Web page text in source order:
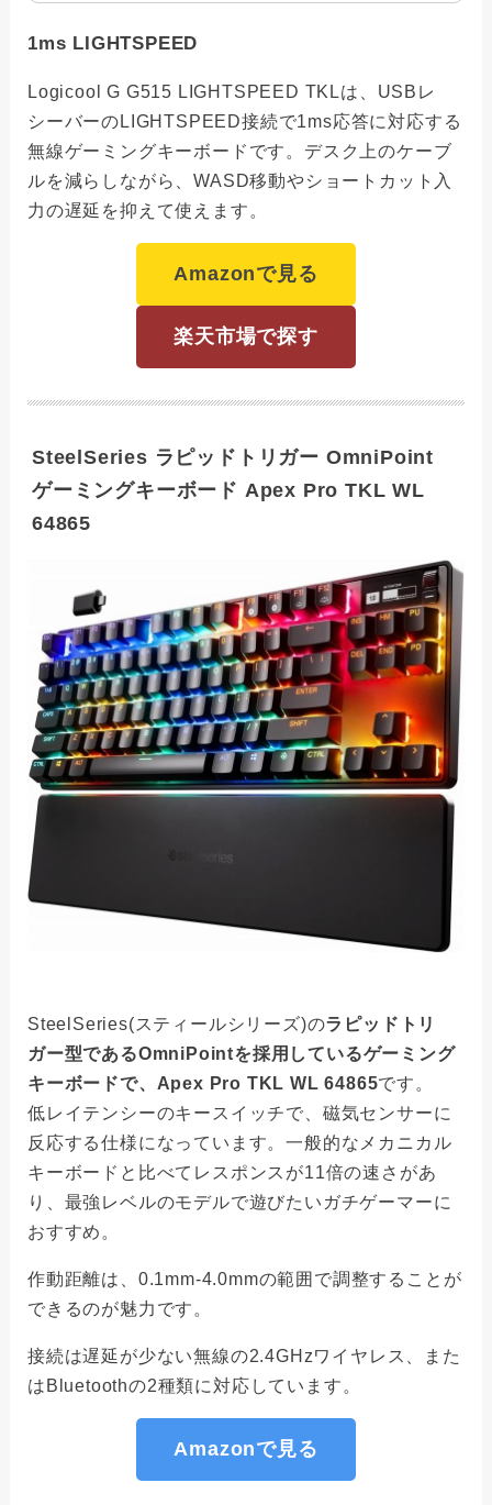
1ms LIGHTSPEED
Logicool G G515 LIGHTSPEED TKLは、USBレ
シーバーのLIGHTSPEED接続で1ms応答に対応する
無線ゲーミングキーボードです。デスク上のケーブ
ルを減らしながら、WASD移動やショートカット入
力の遅延を抑えて使えます。
Amazonで見る
楽天市場で探す
SteelSeries ラピッドトリガー OmniPoint
ゲーミングキーボード Apex Pro TKL WL
64865
SteelSeries(スティールシリーズ)のラピッドトリ
ガー型であるOmniPointを採用しているゲーミング
キーボードで、Apex Pro TKL WL 64865です。
低レイテンシーのキースイッチで、磁気センサーに
反応する仕様になっています。一般的なメカニカル
キーボードと比べてレスポンスが11倍の速さがあ
り、最強レベルのモデルで遊びたいガチゲーマーに
おすすめ。
作動距離は、0.1mm-4.0mmの範囲で調整することが
できるのが魅力です。
接続は遅延が少ない無線の2.4GHzワイヤレス、また
はBluetoothの2種類に対応しています。
Amazonで見る